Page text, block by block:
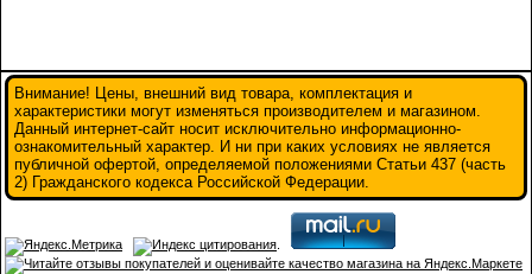
Внимание! Цены, внешний вид товара, комплектация и
характеристики могут изменяться производителем и магазином.
Данный интернет-сайт носит исключительно информационно-
ознакомительный характер. И ни при каких условиях не является
публичной офертой, определяемой положениями Статьи 437 (часть
2) Гражданского кодекса Российской Федерации.